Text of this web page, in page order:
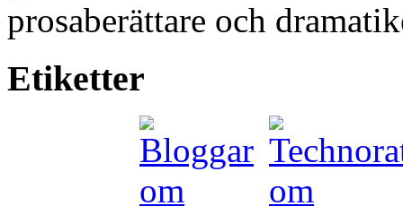
prosaberättare och
Etiketter